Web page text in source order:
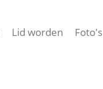
Lid worden Foto's